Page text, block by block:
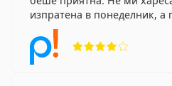
изпратена в понеделник, а